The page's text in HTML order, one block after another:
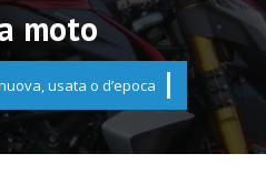
moto
usata o d’epoca